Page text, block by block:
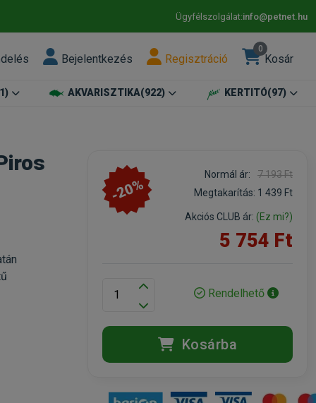
Ügyfélszolgálat:info@petnet.hu
Bejelentkezés Regisztráció
0
Kosár
AKVARISZTIKA(922) KERTITÓ(97)
-20%
Normál ár:
7 193 Ft
Megtakarítás: 1 439 Ft
Akciós CLUB ár: (Ez mi?)
5 754 Ft
Rendelhető
Kosárba